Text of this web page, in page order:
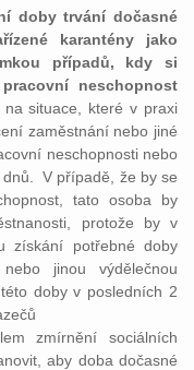
doby trvání dočasné
karantény jako
případů, kdy si
neschopnost
na situace, které v praxi
zaměstnání nebo jiné
neschopnosti nebo
V případě, že by se
tato osoba by
protože by v
získání potřebné doby
jinou výdělečnou
doby v posledních 2
zmírnění sociálních
aby doba dočasné